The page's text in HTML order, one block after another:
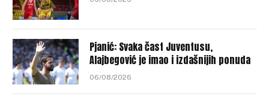
Pjanić: Svaka čast Juventusu,
Alajbegović je imao i izdašnijih ponuda
06/08/2026